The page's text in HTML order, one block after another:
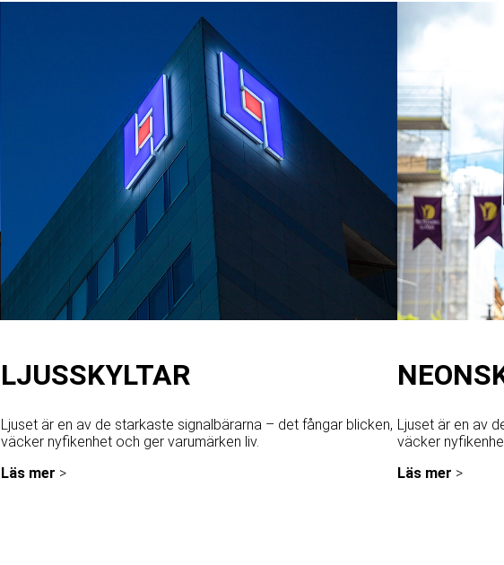
LJUSSKYLTAR
Ljuset är en av de starkaste signalbärarna – det fångar blicken,
väcker nyfikenhet och ger varumärken liv.
Läs mer >
Ljuset är en av
väcker
Läs mer >